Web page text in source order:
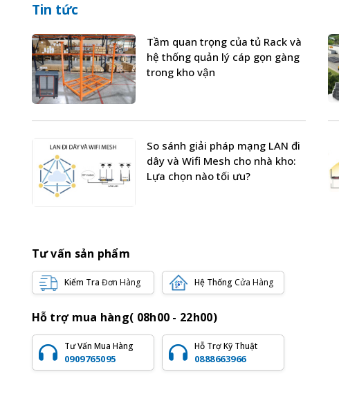
Tin tức
Tầm quan trọng của tủ Rack và
hệ thống quản lý cáp gọn gàng
trong kho vận
So sánh giải pháp mạng LAN đi
dây và Wifi Mesh cho nhà kho:
Lựa chọn nào tối ưu?
Tư vấn sản phẩm
Kiểm Tra Đơn Hàng Hệ Thống Cửa Hàng
Hỗ trợ mua hàng( 08h00 - 22h00)
Tư Vấn Mua Hàng
0909765095
Hỗ Trợ Kỹ Thuật
0888663966